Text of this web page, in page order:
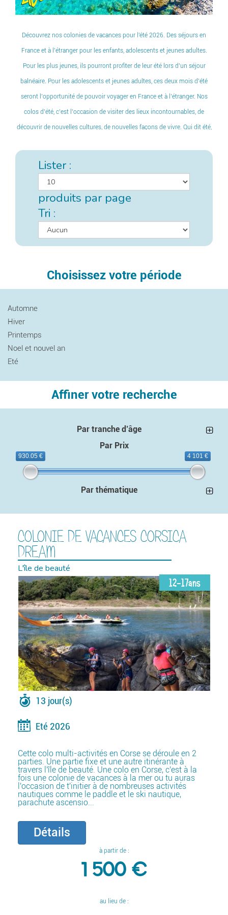
Découvrez nos colonies de vacances pour l'été 2026. Des séjours en
France et à l’étranger pour les enfants, adolescents et jeunes adultes.
Pour les plus jeunes, ils pourront profiter de leur été lors d’un séjour
balnéaire. Pour les adolescents et jeunes adultes, ces deux mois d’été
seront l’opportunité de pouvoir voyager en France et à l’étranger. Nos
colos d’été, c’est l’occasion de visiter des lieux incontournables, de
découvrir de nouvelles cultures, de nouvelles façons de vivre. Qui dit été,
satisfaire le plus grand nombre.
Lister :
produits par page
Tri :
Choisissez votre période
Automne
Hiver
Printemps
Noel et nouvel an
Eté
Affiner votre recherche
Par tranche d’âge
Par Prix
930.05 € 4 101 €
Par thématique
COLONIE DE VACANCES CORSICA
DREAM
L'île de beauté
12-17ans
13 jour(s)
Eté 2026
Cette colo multi-activités en Corse se déroule en 2
parties. Une partie fixe et une autre itinérante à
travers l'île de beauté. Une colo en Corse, c'est à la
fois une colonie de vacances à la mer ou tu auras
l'occasion de t'initier à de nombreuses activités
nautiques comme le paddle et le ski nautique,
parachute ascensio...
Détails
à partir de :
1 500 €
au lieu de :